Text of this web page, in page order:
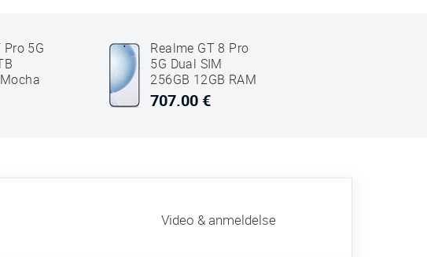
5G
Realme GT 8 Pro
5G Dual SIM
256GB 12GB RAM
Hvid
707.00 €
Video & anmeldelse